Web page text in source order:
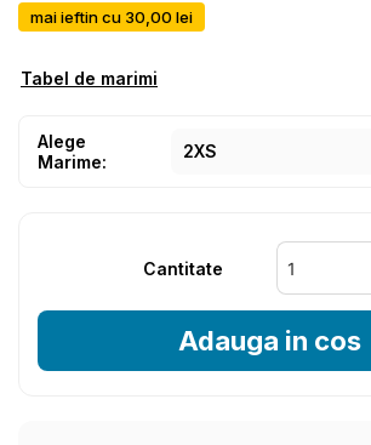
mai ieftin cu 30,00 lei
Tabel de marimi
Alege
Marime:
Cantitate
Adauga in cos